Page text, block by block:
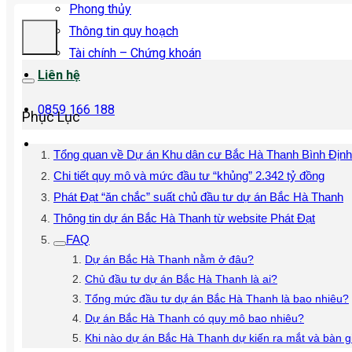
Phong thủy
Thông tin quy hoạch
Tài chính – Chứng khoán
Liên hệ
0859 166 188
Phục Lục
Tổng quan về Dự án Khu dân cư Bắc Hà Thanh Bình Định
Chi tiết quy mô và mức đầu tư “khủng” 2.342 tỷ đồng
Phát Đạt “ăn chắc” suất chủ đầu tư dự án Bắc Hà Thanh
Thông tin dự án Bắc Hà Thanh từ website Phát Đạt
FAQ
Dự án Bắc Hà Thanh nằm ở đâu?
Chủ đầu tư dự án Bắc Hà Thanh là ai?
Tổng mức đầu tư dự án Bắc Hà Thanh là bao nhiêu?
Dự án Bắc Hà Thanh có quy mô bao nhiêu?
Khi nào dự án Bắc Hà Thanh dự kiến ra mắt và bàn